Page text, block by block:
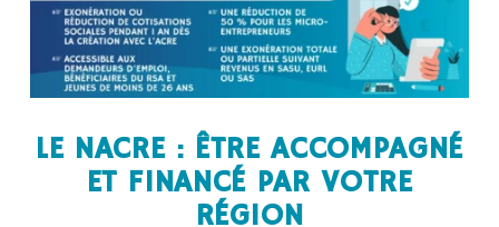
LE NACRE : ÊTRE ACCOMPAGNÉ
ET FINANCÉ PAR VOTRE
RÉGION